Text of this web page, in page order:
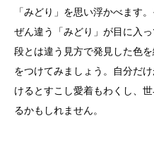
「みどり」を思い浮かべます
ぜん違う「みどり」が目に入
段とは違う見方で発見した色
をつけてみましょう。自分だ
けるとすこし愛着もわくし、
るかもしれません。